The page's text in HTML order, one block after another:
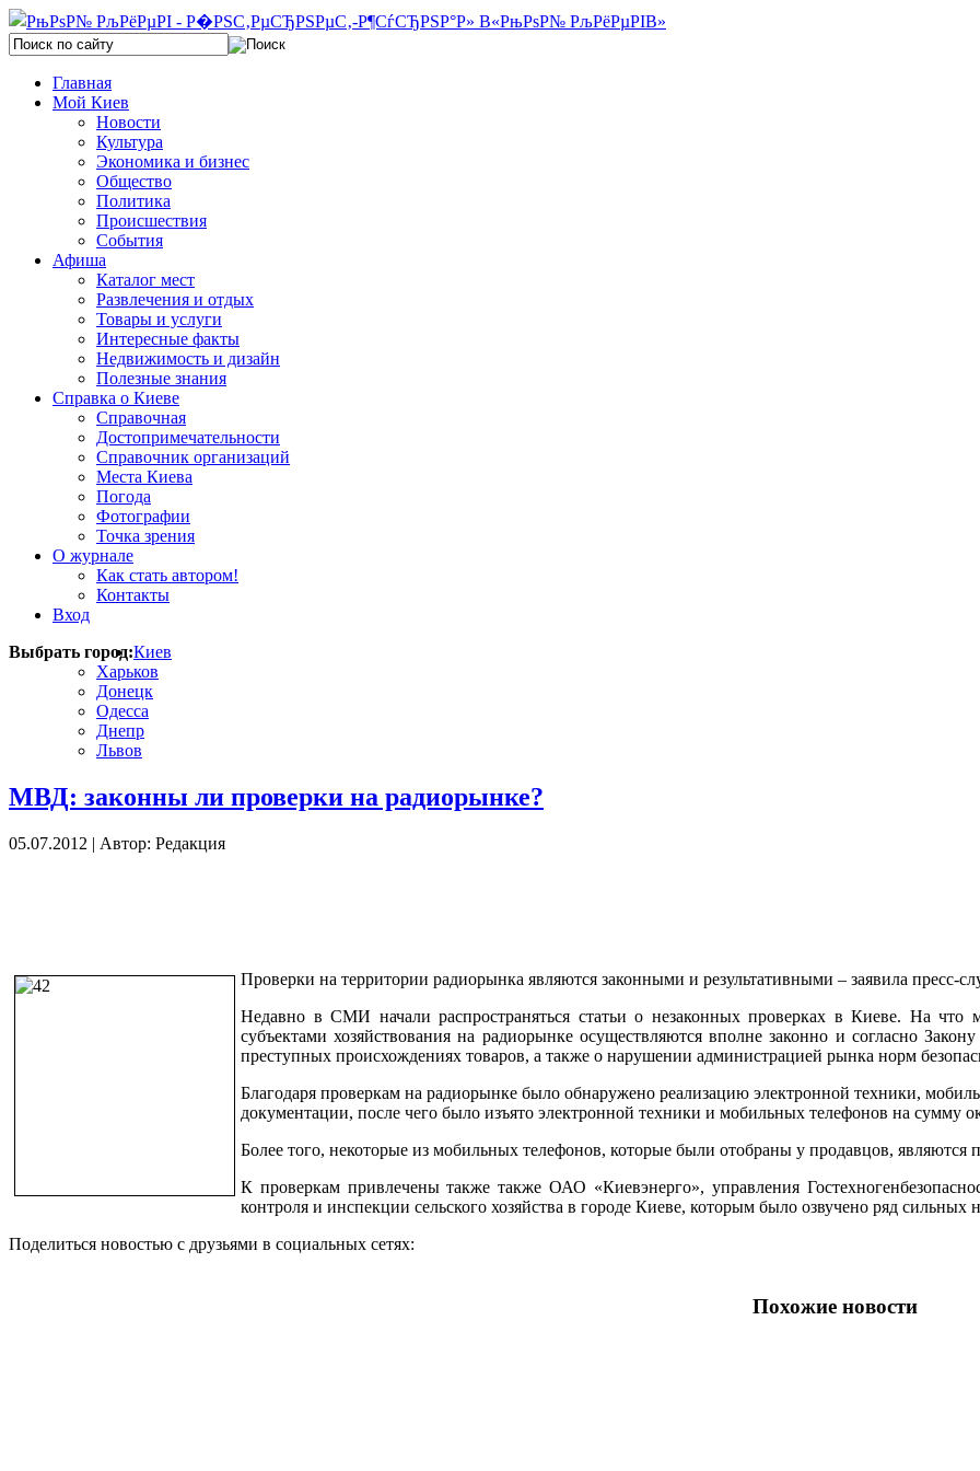
Главная
Мой Киев
Новости
Культура
Экономика и бизнес
Общество
Политика
Происшествия
События
Афиша
Каталог мест
Развлечения и отдых
Товары и услуги
Интересные факты
Недвижимость и дизайн
Полезные знания
Справка о Киеве
Справочная
Достопримечательности
Справочник организаций
Места Киева
Погода
Фотографии
Точка зрения
О журнале
Как стать автором!
Контакты
Вход
Выбрать город:Киев
Харьков
Донецк
Одесса
Днепр
Львов
МВД: законны ли проверки на радиорынке?
05.07.2012 | Автор: Редакция
Проверки на территории радиорынка являются законными и результативными – заявила пресс-
Недавно в СМИ начали распространяться статьи о незаконных проверках в Киеве. На что
субъектами хозяйствования на радиорынке осуществляются вполне законно и согласно
преступных происхождениях товаров, а также о нарушении администрацией рынка норм
Благодаря проверкам на радиорынке было обнаружено реализацию электронной техники,
документации, после чего было изъято электронной техники и мобильных телефонов на сумму
Более того, некоторые из мобильных телефонов, которые были отобраны у продавцов,
К проверкам привлечены также также ОАО «Киевэнерго», управления
контроля и инспекции сельского хозяйства в городе Киеве, которым было озвучено ряд сильных
Поделиться новостью с друзьями в социальных сетях:
Похожие новости